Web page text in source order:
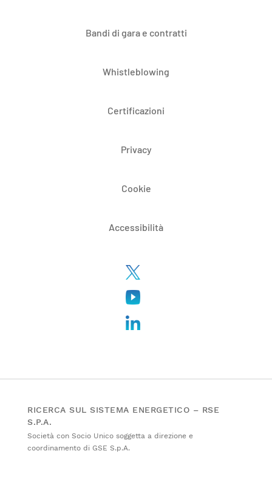
Bandi di gara e contratti
Whistleblowing
Certificazioni
Privacy
Cookie
Accessibilità
RICERCA SUL SISTEMA ENERGETICO – RSE
S.P.A.
Società con Socio Unico soggetta a direzione e
coordinamento di GSE S.p.A.